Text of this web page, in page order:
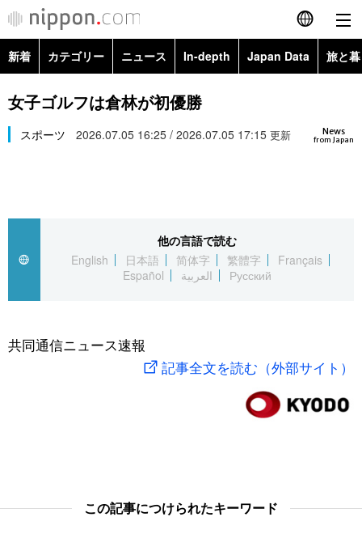
English
繁體字
العربية
社会
旅と暮らし
新着 カテゴリー ニュース In-depth Japan Data 旅と
政治・外交
経済・ビジネス
社会
文化
科学・技術
暮らし
Images
お知らせ
女子ゴルフは倉林が初優勝
News
from Japan
スポーツ 2026.07.05 16:25 / 2026.07.05 17:15 更新
他の言語で読む
English
日本語 简体字 繁體字
Français
Español
العربية Русский
共同通信ニュース速報
記事全文を読む（外部サイト）
この記事につけられたキーワード